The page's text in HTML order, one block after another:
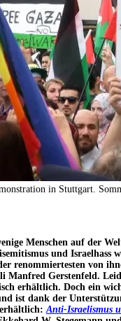
in Stuttgart.
Menschen auf der
und Israelhass
renommiertesten von
Manfred Gerstenfeld.
erhältlich. Doch ein
ist dank der
Anti-Israelismus